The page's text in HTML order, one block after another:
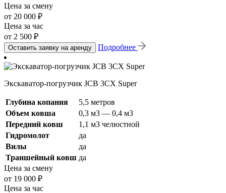
Цена за смену
от 20 000 ₽
Цена за час
от 2 500 ₽
Оставить заявку на аренду Подробнее
Экскаватор-погрузчик JCB 3CX Super
Глубина копания
5,5 метров
Объем ковша
0,3 м3 — 0,4 м3
Передний ковш
1,1 м3 челюстной
Гидромолот
да
Вилы
да
Траншейный ковш да
Цена за смену
от 19 000 ₽
Цена за час